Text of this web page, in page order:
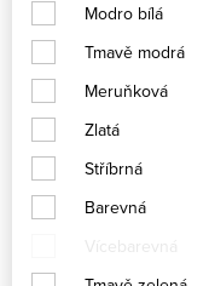
Modro bílá
Tmavě modrá
Meruňková
Zlatá
Stříbrná
Barevná
Vícebarevná